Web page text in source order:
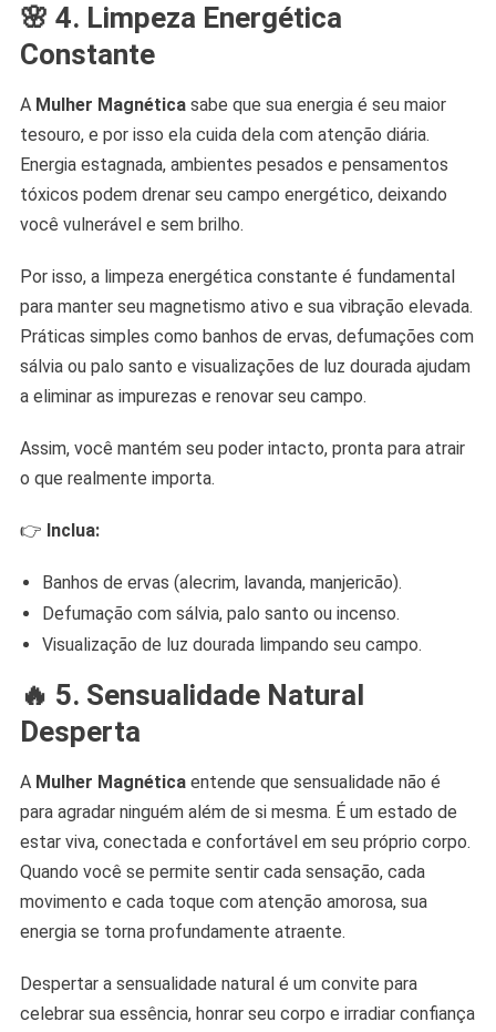
🌸 4. Limpeza Energética
Constante
A Mulher Magnéticasabe que sua energia é seu maior
tesouro, e por isso ela cuida dela com atenção diária.
Energia estagnada, ambientes pesados e pensamentos
tóxicos podem drenar seu campo energético, deixando
você vulnerável e sem brilho.
Por isso, a limpeza energética constante é fundamental
para manter seu magnetismo ativo e sua vibração elevada.
Práticas simples como banhos de ervas, defumações com
sálvia ou palo santo e visualizações de luz dourada ajudam
a eliminar as impurezas e renovar seu campo.
Assim, você mantém seu poder intacto, pronta para atrair
o que realmente importa.
👉 Inclua:
Banhos de ervas (alecrim, lavanda, manjericão).
Defumação com sálvia, palo santo ou incenso.
Visualização de luz dourada limpando seu campo.
🔥 5. Sensualidade Natural
Desperta
A Mulher Magnéticaentende que sensualidade não é
para agradar ninguém além de si mesma. É um estado de
estar viva, conectada e confortável em seu próprio corpo.
Quando você se permite sentir cada sensação, cada
movimento e cada toque com atenção amorosa, sua
energia se torna profundamente atraente.
Despertar a sensualidade natural é um convite para
celebrar sua essência, honrar seu corpo e irradiar confiança